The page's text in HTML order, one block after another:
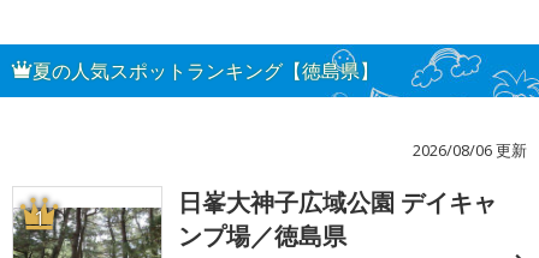
夏の人気スポットランキング【徳島県】
2026/08/06 更新
1
日峯大神子広域公園 デイキャ
ンプ場／徳島県